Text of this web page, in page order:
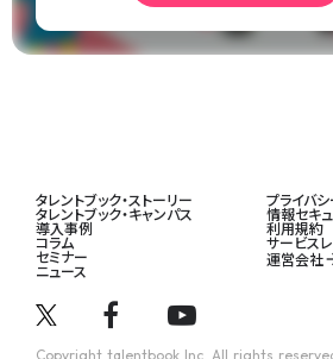
シェア
タレントブック・ストーリー
タレントブック・キャンパス
導入事例
コラム
セミナー
ニュース
プライバ
情報セキ
利用規約
サービス
運営会社
Copyright talentbook Inc. All rights